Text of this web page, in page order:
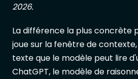
2026.
La différence la plus concrète
joue sur la fenêtre de
texte que le modèle peut lire
ChatGPT, le modèle de